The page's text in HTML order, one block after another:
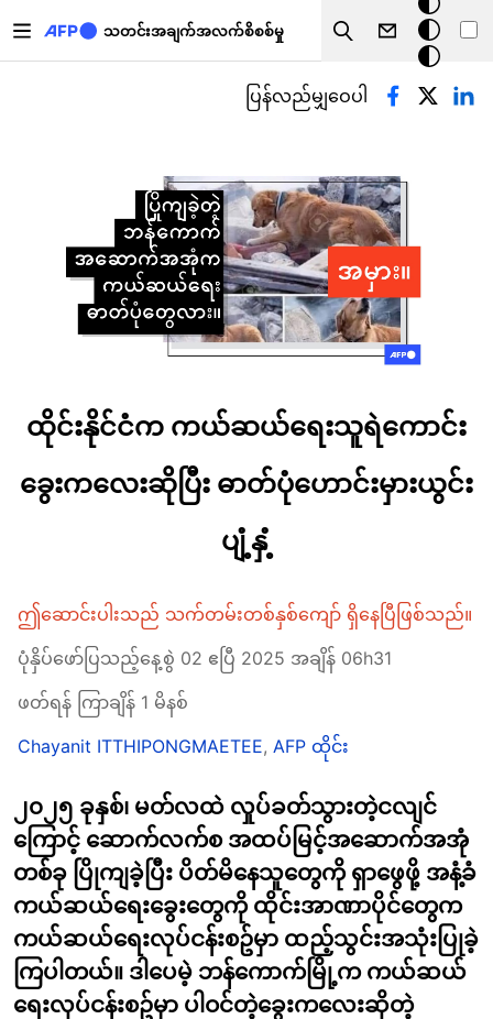
သတင်းအချက်အလက်စိစစ်မှု
Search
မှောင်
မုဒ်
ပြန်လည်မျှဝေပါ
ထိုင်းနိုင်ငံက ကယ်ဆယ်ရေးသူရဲကောင်း
ခွေးကလေးဆိုပြီး ဓာတ်ပုံဟောင်းမှားယွင်း
ပျံ့နှံ့
ဤဆောင်းပါးသည် သက်တမ်းတစ်နှစ်ကျော် ရှိနေပြီဖြစ်သည်။
ပုံနှိပ်ဖော်ပြသည့်နေ့စွဲ 02 ဧပြီ 2025 အချိန် 06h31
ဖတ်ရန် ကြာချိန် 1 မိနစ်
Chayanit ITTHIPONGMAETEE, AFP ထိုင်း
၂၀၂၅ ခုနှစ်၊ မတ်လထဲ လှုပ်ခတ်သွားတဲ့ငလျင်
ကြောင့် ဆောက်လက်စ အထပ်မြင့်အဆောက်အအုံ
တစ်ခု ပြိုကျခဲ့ပြီး ပိတ်မိနေသူတွေကို ရှာဖွေဖို့ အနံ့ခံ
ကယ်ဆယ်ရေးခွေးတွေကို ထိုင်းအာဏာပိုင်တွေက
ကယ်ဆယ်ရေးလုပ်ငန်းစဥ်မှာ ထည့်သွင်းအသုံးပြုခဲ့
ကြပါတယ်။ ဒါပေမဲ့ ဘန်ကောက်မြို့က ကယ်ဆယ်
ရေးလုပ်ငန်းစဥ်မှာ ပါဝင်တဲ့ခွေးကလေးဆိုတဲ့